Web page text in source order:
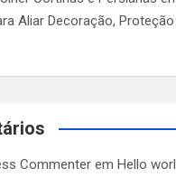
Aliar Decoração,
Commenter em Hello